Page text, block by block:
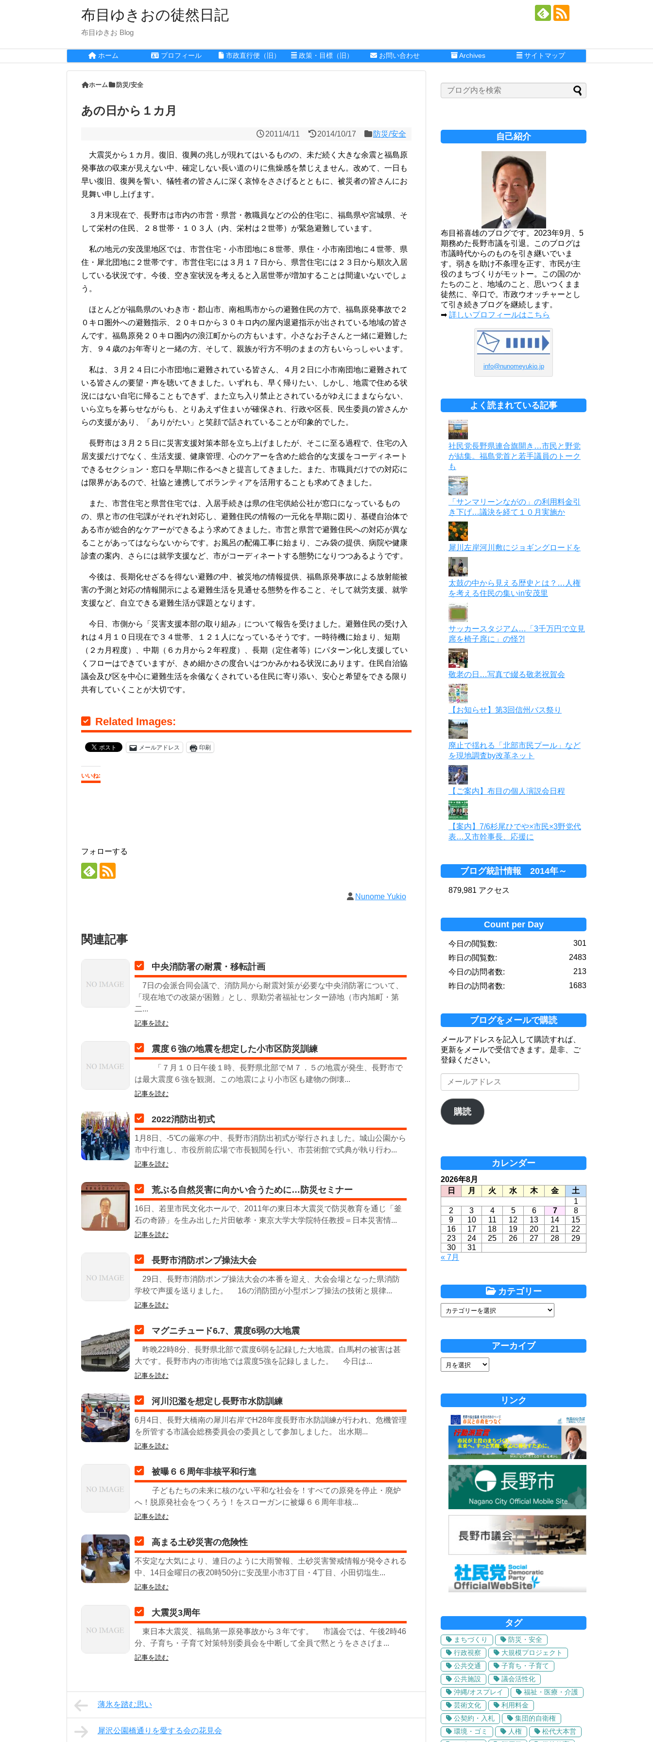
布目ゆきおの徒然日記
布目ゆきお Blog
ホーム プロフィール 市政直行便（旧） 政策・目標（旧） お問い合わせ Archives サイトマップ
ホーム 防災/安全
あの日から１カ月
2011/4/11 2014/10/17 防災/安全
大震災から１カ月。復旧、復興の兆しが現れてはいるものの、未だ続く大きな余震と福島原
発事故の収束が見えない中、確定しない長い道のりに焦燥感を禁じえません。改めて、一日も
早い復旧、復興を誓い、犠牲者の皆さんに深く哀悼をささげるとともに、被災者の皆さんにお
見舞い申し上げます。
３月末現在で、長野市は市内の市営・県営・教職員などの公的住宅に、福島県や宮城県、そ
して栄村の住民、２８世帯・１０３人（内、栄村は２世帯）が緊急避難しています。
私の地元の安茂里地区では、市営住宅・小市団地に８世帯、県住・小市南団地に４世帯、県
住・犀北団地に２世帯です。市営住宅には３月１７日から、県営住宅には２３日から順次入居
している状況です。今後、空き室状況を考えると入居世帯が増加することは間違いないでしょ
う。
ほとんどが福島県のいわき市・郡山市、南相馬市からの避難住民の方で、福島原発事故で２
０キロ圏外への避難指示、２０キロから３０キロ内の屋内退避指示が出されている地域の皆さ
んです。福島原発２０キロ圏内の浪江町からの方もいます。小さなお子さんと一緒に避難した
方、９４歳のお年寄りと一緒の方、そして、親族が行方不明のままの方もいらっしゃいます。
私は、３月２４日に小市団地に避難されている皆さん、４月２日に小市南団地に避難されて
いる皆さんの要望・声を聴いてきました。いずれも、早く帰りたい、しかし、地震で住める状
況にはない自宅に帰ることもできず、また立ち入り禁止とされているがゆえにままならない、
いら立ちを募らせながらも、とりあえず住まいが確保され、行政や区長、民生委員の皆さんか
らの支援があり、「ありがたい」と笑顔で話されていることが印象的でした。
長野市は３月２５日に災害支援対策本部を立ち上げましたが、そこに至る過程で、住宅の入
居支援だけでなく、生活支援、健康管理、心のケアーを含めた総合的な支援をコーディネート
できるセクション・窓口を早期に作るべきと提言してきました。また、市職員だけでの対応に
は限界があるので、社協と連携してボランティアを活用することも求めてきました。
また、市営住宅と県営住宅では、入居手続きは県の住宅供給公社が窓口になっているもの
の、県と市の住宅課がそれぞれ対応し、避難住民の情報の一元化を早期に図り、基礎自治体で
ある市が総合的なケアーができるよう求めてきました。市営と県営で避難住民への対応が異な
ることがあってはならないからです。お風呂の配備工事に始まり、ごみ袋の提供、病院や健康
診査の案内、さらには就学支援など、市がコーディネートする態勢になりつつあるようです。
今後は、長期化せざるを得ない避難の中、被災地の情報提供、福島原発事故による放射能被
害の予測と対応の情報開示による避難生活を見通せる態勢を作ること、そして就労支援、就学
支援など、自立できる避難生活が課題となります。
今日、市側から「災害支援本部の取り組み」について報告を受けました。避難住民の受け入
れは４月１０日現在で３４世帯、１２１人になっているそうです。一時待機に始まり、短期
（２カ月程度）、中期（６カ月から２年程度）、長期（定住者等）にパターン化し支援してい
くフローはできていますが、きめ細かさの度合いはつかみかねる状況にあります。住民自治協
議会及び区を中心に避難生活を余儀なくされている住民に寄り添い、安心と希望をできる限り
共有していくことが大切です。
Related Images:
メールアドレス 印刷
いいね:
フォローする
Nunome Yukio
関連記事
中央消防署の耐震・移転計画
7日の会派合同会議で、消防局から耐震対策が必要な中央消防署について、
「現在地での改築が困難」とし、県勤労者福祉センター跡地（市内旭町・第
二...
記事を読む
震度６強の地震を想定した小市区防災訓練
「７月１０日午後１時、長野県北部でＭ７．５の地震が発生、長野市で
は最大震度６強を観測。この地震により小市区も建物の倒壊...
記事を読む
2022消防出初式
1月8日、‐5℃の厳寒の中、長野市消防出初式が挙行されました。城山公園から
市中行進し、市役所前広場で市長観閲を行い、市芸術館で式典が執り行わ...
記事を読む
荒ぶる自然災害に向かい合うために…防災セミナー
16日、若里市民文化ホールで、2011年の東日本大震災で防災教育を通じ「釜
石の奇跡」を生み出した片田敏孝・東京大学大学院特任教授＝日本災害情...
記事を読む
長野市消防ポンプ操法大会
29日、長野市消防ポンプ操法大会の本番を迎え、大会会場となった県消防
学校で声援を送りました。 16の消防団が小型ポンプ操法の技術と規律...
記事を読む
マグニチュード6.7、震度6弱の大地震
昨晩22時8分、長野県北部で震度6弱を記録した大地震。白馬村の被害は甚
大です。長野市内の市街地では震度5強を記録しました。 今日は...
記事を読む
河川氾濫を想定し長野市水防訓練
6月4日、長野大橋南の犀川右岸でH28年度長野市水防訓練が行われ、危機管理
を所管する市議会総務委員会の委員として参加しました。 出水期...
記事を読む
被曝６６周年非核平和行進
子どもたちの未来に核のない平和な社会を！すべての原発を停止・廃炉
へ！脱原発社会をつくろう！をスローガンに被爆６６周年非核...
記事を読む
高まる土砂災害の危険性
不安定な大気により、連日のように大雨警報、土砂災害警戒情報が発令される
中、14日金曜日の夜20時50分に安茂里小市3丁目・4丁目、小田切塩生...
記事を読む
大震災3周年
東日本大震災、福島第一原発事故から３年です。 市議会では、午後2時46
分、子育ち・子育て対策特別委員会を中断して全員で黙とうをささげま...
記事を読む
薄氷を踏む思い
犀沢公園橋通りを愛する会の花見会
自己紹介
布目裕喜雄のブログです。2023年9月、5
期務めた長野市議を引退。このブログは
市議時代からのものを引き継いでいま
す。弱きを助け不条理を正す、市民が主
役のまちづくりがモットー。この国のか
たちのこと、地域のこと、思いつくまま
徒然に、辛口で。市政ウオッチャーとし
て引き続きブログを継続します。
➡ 詳しいプロフィールはこちら
info@nunomeyukio.jp
よく読まれている記事
社民党長野県連合旗開き…市民と野党
が結集。福島党首と若手議員のトーク
も
「サンマリーンながの」の利用料金引
き下げ…議決を経て１０月実施か
犀川左岸河川敷にジョギングロードを
太鼓の中から見える歴史とは？…人権
を考える住民の集いin安茂里
サッカースタジアム…「3千万円で立見
席を椅子席に」の怪?!
敬老の日…写真で綴る敬老祝賀会
【お知らせ】第3回信州バス祭り
廃止で揺れる「北部市民プール」など
を現地調査by改革ネット
【ご案内】布目の個人演説会日程
【案内】7/6杉尾ひでや×市民×3野党代
表…又市幹事長、応援に
ブログ統計情報 2014年～
879,981 アクセス
Count per Day
301
今日の閲覧数:
2483
昨日の閲覧数:
213
今日の訪問者数:
1683
昨日の訪問者数:
ブログをメールで購読
メールアドレスを記入して購読すれば、
更新をメールで受信できます。是非、ご
登録ください。
メ
ー
ア
ド
購読
カレンダー
2026年8月
日
月 火 水 木 金
土
1
2
3 4 5 6 7
8
9
10 11 12 13 14
15
16
17 18 19 20 21
22
23
24 25 26 27 28
29
30
31
« 7月
カテゴリー
アーカイブ
リンク
タグ
まちづくり
防災・安全
行政視察
大規模プロジェクト
公共交通
子育ち・子育て
公共施設
議会活性化
沖縄/オスプレイ
福祉・医療・介護
芸術文化
利用料金
公契約・入札
集団的自衛権
環境・ゴミ
人権
松代大本営